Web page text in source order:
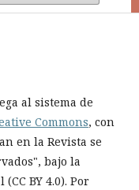
al sistema de
Commons, con
en la Revista se
bajo la
(CC BY 4.0). Por